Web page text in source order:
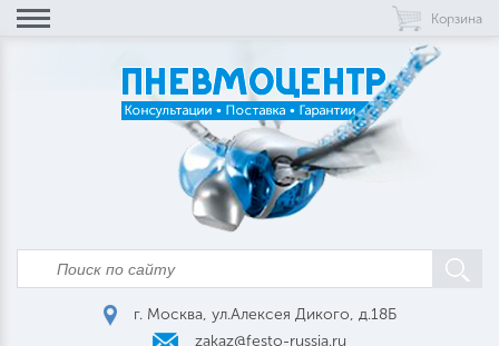
Корзина
г. Москва, ул.Алексея Дикого, д.18Б
zakaz@festo-russia.ru